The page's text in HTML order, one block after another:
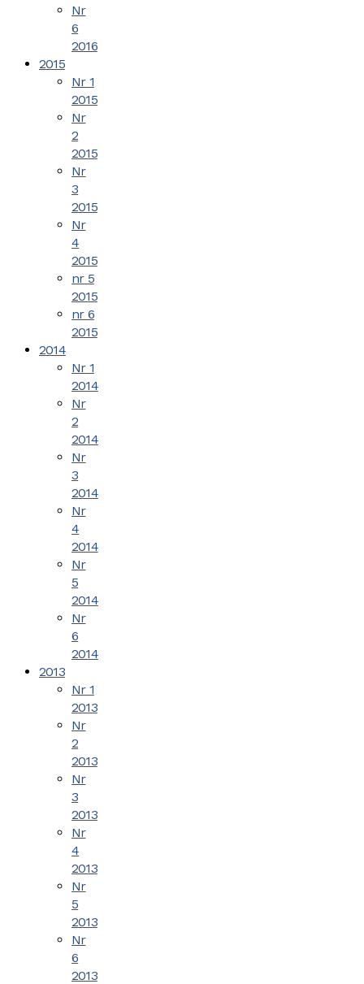
Nr
6
2016
2015
Nr 1
2015
Nr
2
2015
Nr
3
2015
Nr
4
2015
nr 5
2015
nr 6
2015
2014
Nr 1
2014
Nr
2
2014
Nr
3
2014
Nr
4
2014
Nr
5
2014
Nr
6
2014
2013
Nr 1
2013
Nr
2
2013
Nr
3
2013
Nr
4
2013
Nr
5
2013
Nr
6
2013